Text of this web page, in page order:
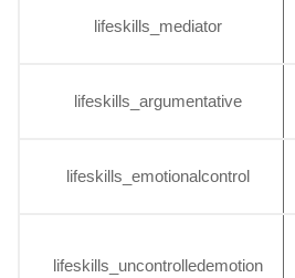
lifeskills_mediator
lifeskills_argumentative
lifeskills_emotionalcontrol
lifeskills_uncontrolledemotion